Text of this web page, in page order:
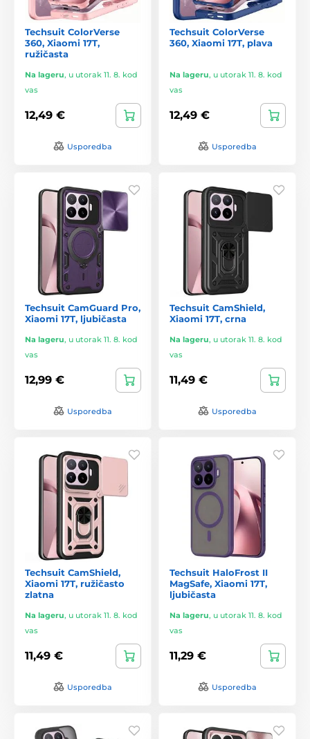
Techsuit ColorVerse
360, Xiaomi 17T,
ružičasta
Na lageru, u utorak 11. 8. kod
vas
12,49 €
Usporedba
Techsuit ColorVerse
360, Xiaomi 17T, plava
Na lageru, u utorak 11. 8. kod
vas
12,49 €
Usporedba
Techsuit CamGuard Pro,
Xiaomi 17T, ljubičasta
Na lageru, u utorak 11. 8. kod
vas
12,99 €
Usporedba
Techsuit CamShield,
Xiaomi 17T, crna
Na lageru, u utorak 11. 8. kod
vas
11,49 €
Usporedba
Techsuit CamShield,
Xiaomi 17T, ružičasto
zlatna
Na lageru, u utorak 11. 8. kod
vas
11,49 €
Usporedba
Techsuit HaloFrost II
MagSafe, Xiaomi 17T,
ljubičasta
Na lageru, u utorak 11. 8. kod
vas
11,29 €
Usporedba